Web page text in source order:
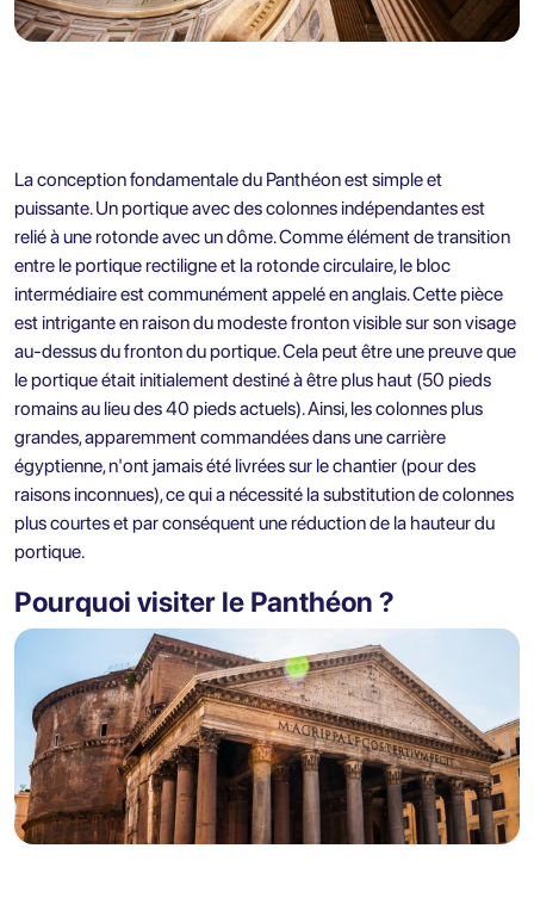
La conception fondamentale du Panthéon est simple et
puissante. Un portique avec des colonnes indépendantes est
relié à une rotonde avec un dôme. Comme élément de transition
entre le portique rectiligne et la rotonde circulaire, le bloc
intermédiaire est communément appelé en anglais. Cette pièce
est intrigante en raison du modeste fronton visible sur son visage
au-dessus du fronton du portique. Cela peut être une preuve que
le portique était initialement destiné à être plus haut (50 pieds
romains au lieu des 40 pieds actuels). Ainsi, les colonnes plus
grandes, apparemment commandées dans une carrière
égyptienne, n'ont jamais été livrées sur le chantier (pour des
raisons inconnues), ce qui a nécessité la substitution de colonnes
plus courtes et par conséquent une réduction de la hauteur du
portique.
Pourquoi visiter le Panthéon ?